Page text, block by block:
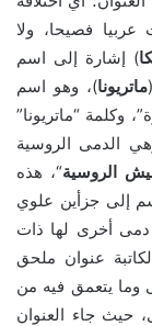
فصيحا، ولا
) إشارة إلى اسم
ماتريونا)، وهو اسم
وكلمة “ماتريونا”
الدمى الروسية
الروسية“، هذه
وتنقسم إلى جزأين علوي
دمى أخرى لها ذات
عنوان ملحق
وما يتعمق فيه من
حيث جاء العنوان